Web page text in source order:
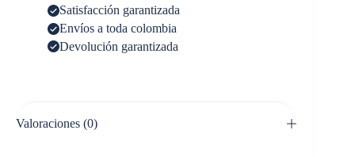
Satisfacción garantizada
Envíos a toda colombia
Devolución garantizada
Valoraciones (0)